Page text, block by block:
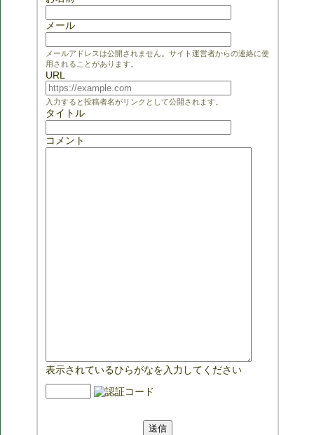
メール
メールアドレスは公開されません。サイト運営者からの連絡に使
用されることがあります。
URL
入力すると投稿者名がリンクとして公開されます。
タイトル
コメント
表示されているひらがなを入力してください